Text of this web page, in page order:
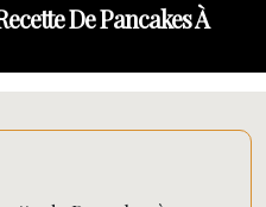
De Pancakes À